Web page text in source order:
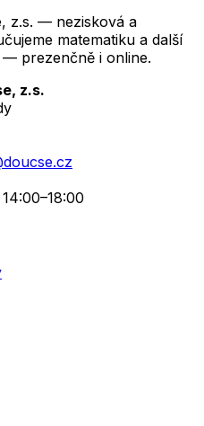
z.s. — nezisková a
matematiku a další
— prezenčně i online.
z.s.